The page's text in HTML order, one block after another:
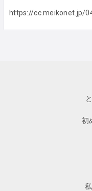
https://cc.meikonet.jp/
初